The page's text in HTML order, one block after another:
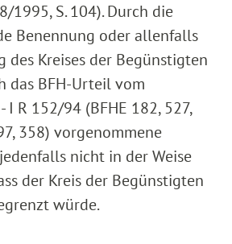
1995, S. 104). Durch die
Benennung oder allenfalls
des Kreises der Begünstigten
das BFH-Urteil vom
I R 152/94 (BFHE 182, 527,
358) vorgenommene
nicht in der Weise
der Kreis der Begünstigten
würde.